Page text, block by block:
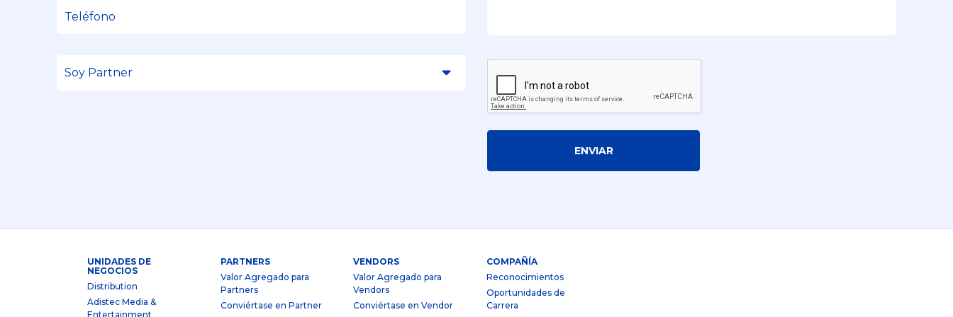
ENVIAR
UNIDADES DE
NEGOCIOS
Distribution
Adistec Media &
Entertainment
PARTNERS
Valor Agregado para
Partners
Conviértase en Partner
VENDORS
Valor Agregado para
Vendors
Conviértase en Vendor
COMPAÑÍA
Reconocimientos
Oportunidades de
Carrera